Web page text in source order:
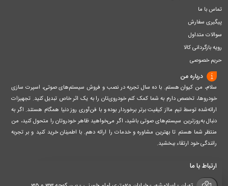
تماس با ما
پیگیری سفارش
سوالات متداول
رویه بازگردانی کالا
حریم خصوصی
درباره من
سلام، من کیوان هستم. با ده سال تجربه در نصب و فروش سیستم‌های صوتی، اسپرت سازی
خودروها، تخصص دارم به شما کمک کنم خودروی‌تان را به یک اثر خاص تبدیل کنید. تجهیزات
ارائه‌شده توسط تیم مااز کیفیت برتر برخوردار بوده و با فن‌آوری روز دنیا همگام هستند. اگر به
دنبال به‌روزترین سیستم‌های صوتی باشید، اگر می‌خواهید ظاهر خودروتان را متحول کنید، من
منتظر شما هستم تا بهترین مشاوره و خدمات را ارائه دهم. با اطمینان خرید کنید و بر تجربه
رانندگی خود ارتقاء ببخشید.
ارتباط با ما